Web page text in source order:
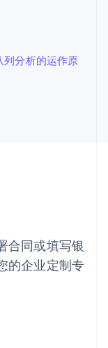
列分析的运作原
合同或填写银
的企业定制专